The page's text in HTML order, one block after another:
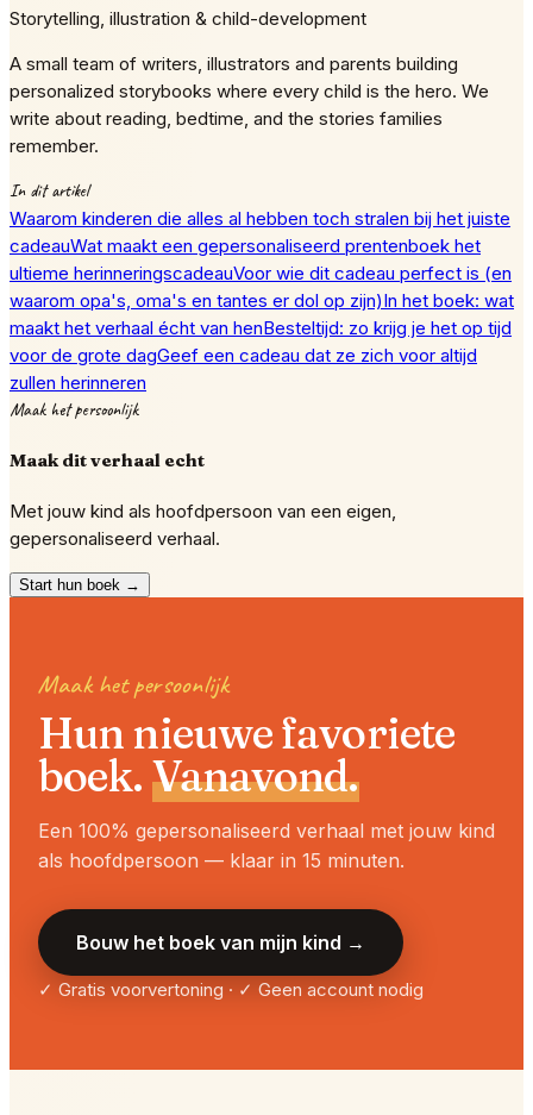
Storytelling, illustration & child-development
A small team of writers, illustrators and parents building
personalized storybooks where every child is the hero. We
write about reading, bedtime, and the stories families
remember.
In dit artikel
Waarom kinderen die alles al hebben toch stralen bij het juiste
cadeauWat maakt een gepersonaliseerd prentenboek het
ultieme herinneringscadeauVoor wie dit cadeau perfect is (en
waarom opa's, oma's en tantes er dol op zijn)In het boek: wat
maakt het verhaal écht van henBesteltijd: zo krijg je het op tijd
voor de grote dagGeef een cadeau dat ze zich voor altijd
zullen herinneren
Maak het persoonlijk
Maak dit verhaal echt
Met jouw kind als hoofdpersoon van een eigen,
gepersonaliseerd verhaal.
Start hun boek →
Maak het persoonlijk
Hun nieuwe favoriete
boek. Vanavond.
Een 100% gepersonaliseerd verhaal met jouw kind
als hoofdpersoon — klaar in 15 minuten.
Bouw het boek van mijn kind →
✓ Gratis voorvertoning · ✓ Geen account nodig